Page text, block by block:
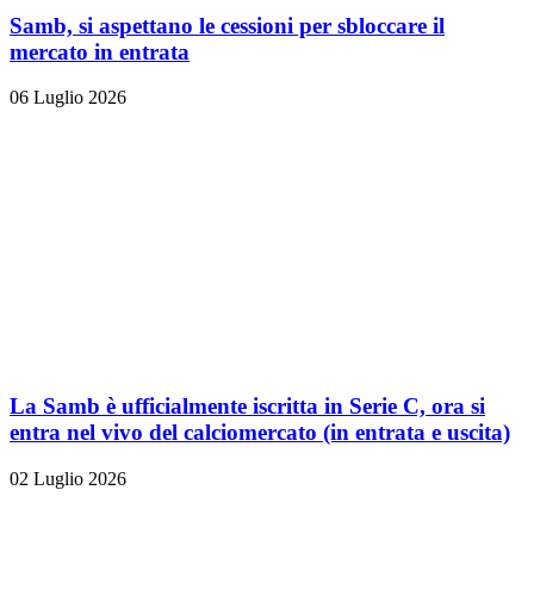
Samb, si aspettano le cessioni per sbloccare il
mercato in entrata
06 Luglio 2026
La Samb è ufficialmente iscritta in Serie C, ora si
entra nel vivo del calciomercato (in entrata e uscita)
02 Luglio 2026